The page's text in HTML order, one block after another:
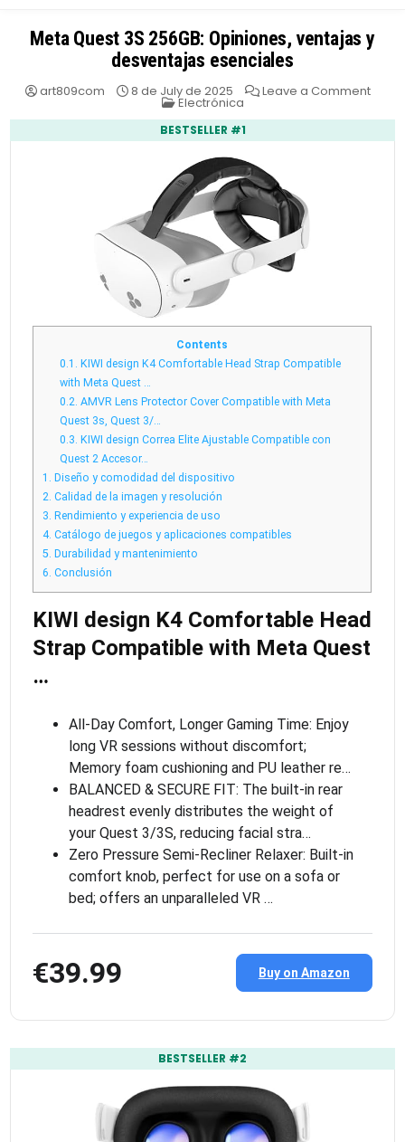
Meta Quest 3S 256GB: Opiniones, ventajas y
desventajas esenciales
art809com 8 de July de 2025 Leave a Commenton
3S
Posted
Electrónica
BESTSELLER #1
Contents
0.1. KIWI design K4 Comfortable Head Strap Compatible
with Meta Quest …
0.2. AMVR Lens Protector Cover Compatible with Meta
Quest 3s, Quest 3/…
0.3. KIWI design Correa Elite Ajustable Compatible con
Quest 2 Accesor…
1. Diseño y comodidad del dispositivo
2. Calidad de la imagen y resolución
3. Rendimiento y experiencia de uso
4. Catálogo de juegos y aplicaciones compatibles
5. Durabilidad y mantenimiento
6. Conclusión
KIWI design K4 Comfortable Head
Strap Compatible with Meta Quest
…
All-Day Comfort, Longer Gaming Time: Enjoy
long VR sessions without discomfort;
Memory foam cushioning and PU leather re…
BALANCED & SECURE FIT: The built-in rear
headrest evenly distributes the weight of
your Quest 3/3S, reducing facial stra…
Zero Pressure Semi-Recliner Relaxer: Built-in
comfort knob, perfect for use on a sofa or
bed; offers an unparalleled VR …
€39.99 Buy on Amazon
BESTSELLER #2